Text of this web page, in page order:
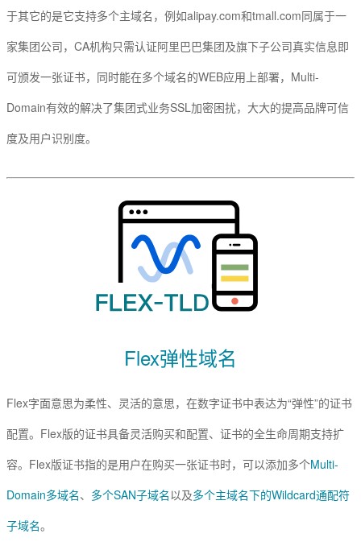
于其它的是它支持多个主域名，例如alipay.com和tmall.com同属于一
家集团公司，CA机构只需认证阿里巴巴集团及旗下子公司真实信息即
可颁发一张证书，同时能在多个域名的WEB应用上部署，Multi-
Domain有效的解决了集团式业务SSL加密困扰，大大的提高品牌可信
度及用户识别度。
Flex弹性域名
Flex字面意思为柔性、灵活的意思，在数字证书中表达为“弹性”的证书
配置。Flex版的证书具备灵活购买和配置、证书的全生命周期支持扩
容。Flex版证书指的是用户在购买一张证书时，可以添加多个Multi-
Domain多域名、 多个SAN子域名以及多个主域名下的Wildcard通配符
子域名。